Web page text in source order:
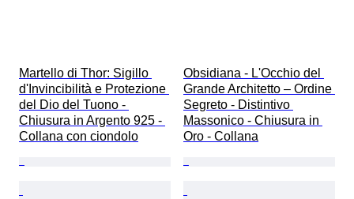
Martello di Thor: Sigillo
d'Invincibilità e Protezione
del Dio del Tuono -
Chiusura in Argento 925 -
Collana con ciondolo
Obsidiana - L'Occhio del
Grande Architetto – Ordine
Segreto - Distintivo
Massonico - Chiusura in
Oro - Collana